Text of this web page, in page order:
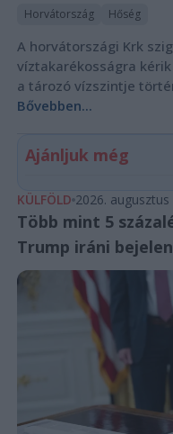
Horvátország Hőség
A horvátországi Krk
víztakarékosságra
a tározó vízszintje
Bővebben...
Ajánljuk még
KÜLFÖLD 2026. augusztus
Több mint 5
Trump iráni